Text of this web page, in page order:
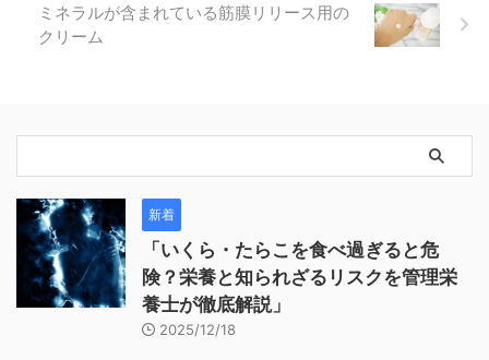
ミネラルが含まれている筋膜リリース用の
クリーム
新着
「いくら・たらこを食べ過ぎると危
険？栄養と知られざるリスクを管理栄
養士が徹底解説」
2025/12/18